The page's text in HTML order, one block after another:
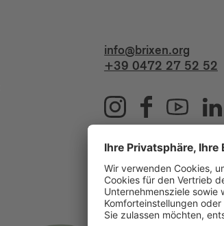
info@brixen.org
+39 0472 27 52 52